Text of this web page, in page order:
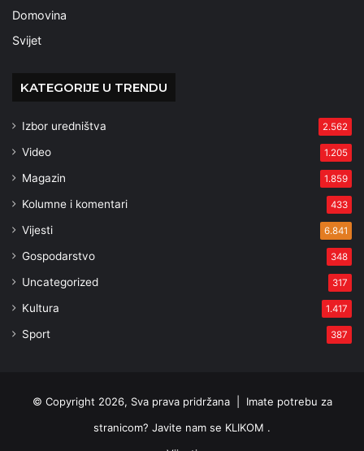
Domovina
Svijet
KATEGORIJE U TRENDU
Izbor uredništva 2.562
Video 1.205
Magazin 1.859
Kolumne i komentari 433
Vijesti 6.841
Gospodarstvo 348
Uncategorized 317
Kultura 1.417
Sport 387
© Copyright 2026, Sva prava pridržana | Imate potrebu za
stranicom? Javite nam se KLIKOM .